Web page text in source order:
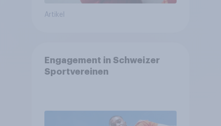
Artikel
Engagement in Schweizer
Sportvereinen